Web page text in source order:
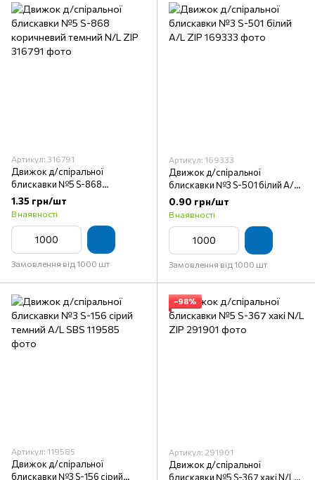
Артикул: 316791
Движок д/спіральної
блискавки №5 S-868
коричневий темний N/L ZIP
1.35 грн/шт
В наявності
Замовлення від 1000 шт
Артикул: 169333
Движок д/спіральної
блискавки №3 S-501 білий A/L
ZIP
0.90 грн/шт
В наявності
Замовлення від 1000 шт
Артикул: 119585
Движок д/спіральної
блискавки №3 S-156 сірий
−98%
Артикул: 291901
Движок д/спіральної
блискавки №5 S-367 хакі N/L